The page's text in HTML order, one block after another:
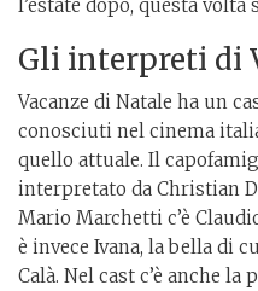
l’estate dopo, questa volta
Gli interpreti di
Vacanze di Natale ha un
conosciuti nel cinema
quello attuale. Il
interpretato da Christian
Mario Marchetti c’è
è invece Ivana, la bella di
Calà. Nel cast c’è anche